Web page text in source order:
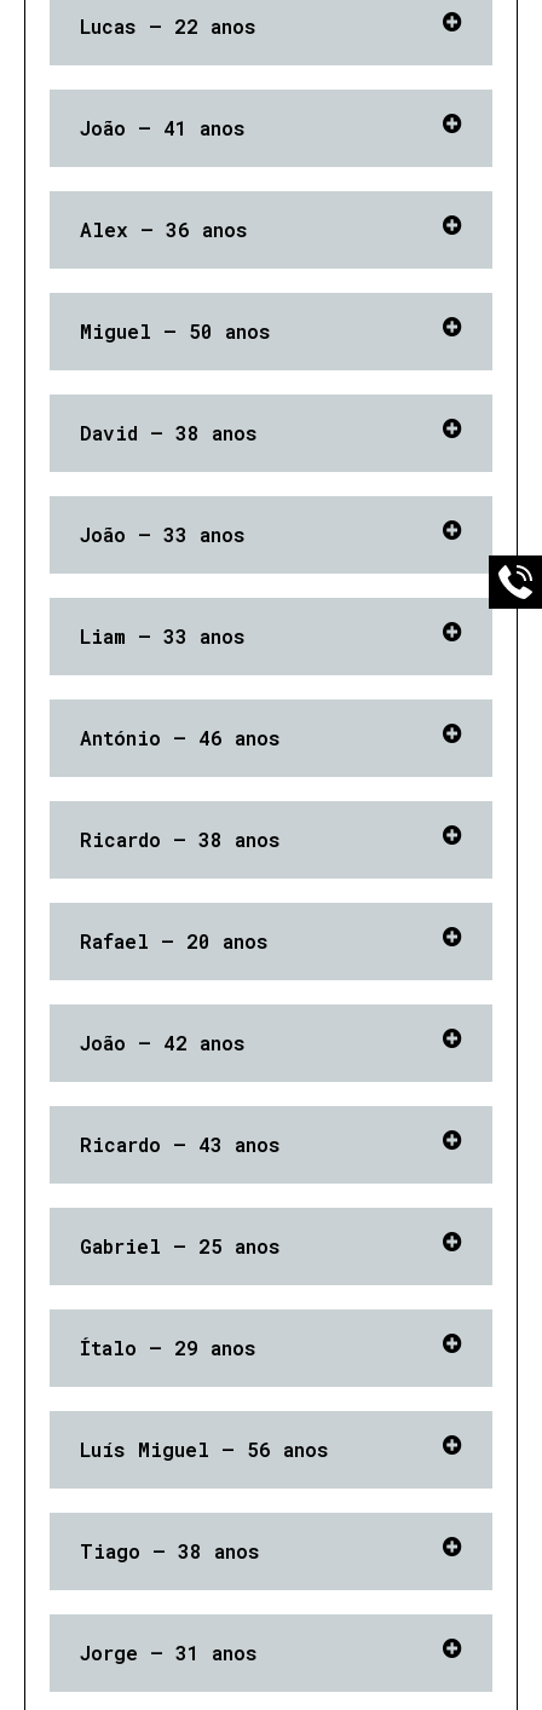
Lucas – 22 anos
João – 41 anos
Alex – 36 anos
Miguel – 50 anos
David – 38 anos
João – 33 anos
Liam – 33 anos
António – 46 anos
Ricardo – 38 anos
Rafael – 20 anos
João – 42 anos
Ricardo – 43 anos
Gabriel – 25 anos
Ítalo – 29 anos
Luís Miguel – 56 anos
Tiago – 38 anos
Jorge – 31 anos